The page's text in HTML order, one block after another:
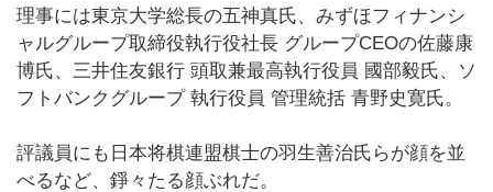
理事には東京大学総長の五神真氏、みずほフィナンシ
ャルグループ取締役執行役社長 グループCEOの佐藤康
博氏、三井住友銀行 頭取兼最高執行役員 國部毅氏、ソ
フトバンクグループ 執行役員 管理統括 青野史寛氏。
評議員にも日本将棋連盟棋士の羽生善治氏らが顔を並
べるなど、錚々たる顔ぶれだ。